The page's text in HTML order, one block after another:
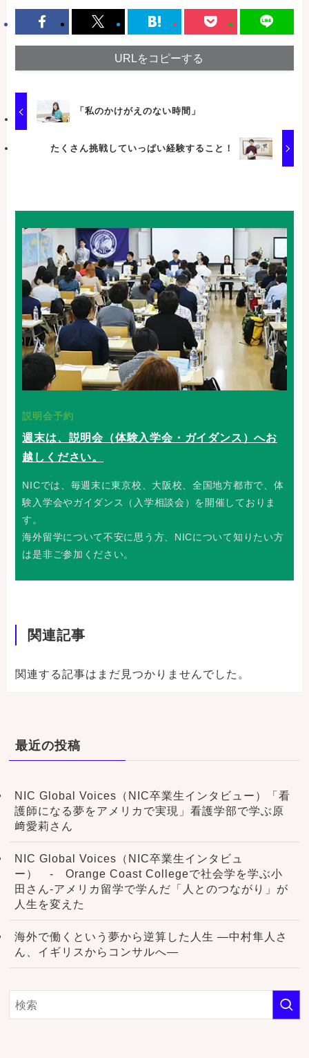
URLをコピーする
「私のかけがえのない時間」
たくさん挑戦していっぱい経験すること！
説明会予約
週末は、説明会（体験入学会・ガイダンス）へお
越しください。
NICでは、毎週末に東京校、大阪校、全国地方都市で、体
験入学会やガイダンス（入学相談会）を開催しておりま
す。
海外留学について不安に思う方、NICについて知りたい方
は是非ご参加ください。
関連記事
関連する記事はまだ見つかりませんでした。
最近の投稿
NIC Global Voices（NIC卒業生インタビュー）「看
護師になる夢をアメリカで実現」看護学部で学ぶ原
﨑愛莉さん
NIC Global Voices（NIC卒業生インタビュ
ー） - Orange Coast Collegeで社会学を学ぶ小
田さん-アメリカ留学で学んだ「人とのつながり」が
人生を変えた
海外で働くという夢から逆算した人生 ―中村隼人さ
ん、イギリスからコンサルへ―